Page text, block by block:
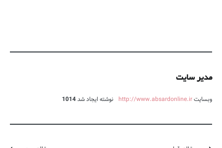
مدیر سایت
وبسایتhttp://www.absardonline.ir نوشته ایجاد شد1014